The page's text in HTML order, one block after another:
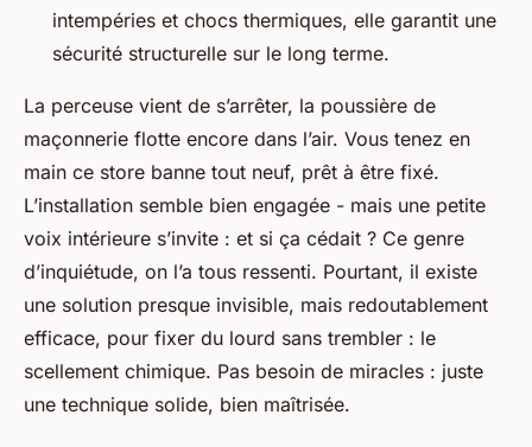
intempéries et chocs thermiques, elle garantit une
sécurité structurelle sur le long terme.
La perceuse vient de s’arrêter, la poussière de
maçonnerie flotte encore dans l’air. Vous tenez en
main ce store banne tout neuf, prêt à être fixé.
L’installation semble bien engagée - mais une petite
voix intérieure s’invite : et si ça cédait ? Ce genre
d’inquiétude, on l’a tous ressenti. Pourtant, il existe
une solution presque invisible, mais redoutablement
efficace, pour fixer du lourd sans trembler : le
scellement chimique. Pas besoin de miracles : juste
une technique solide, bien maîtrisée.